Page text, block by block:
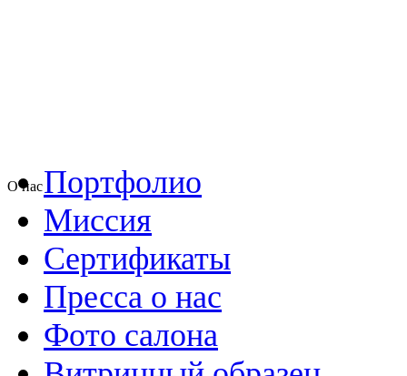
О насПортфолио
Миссия
Сертификаты
Пресса о нас
Фото салона